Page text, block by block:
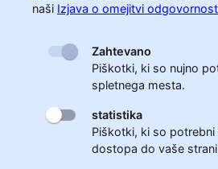
naši Izjava o omejitvi
Zahtevano
Piškotki, ki so nujno
spletnega mesta.
statistika
Piškotki, ki so potrebni
dostopa do vaše